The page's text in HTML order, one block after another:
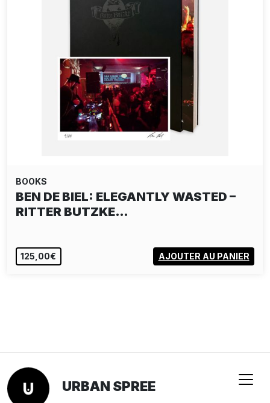
BOOKS
BEN DE BIEL: ELEGANTLY WASTED –
RITTER BUTZKE…
125,00€ AJOUTER AU PANIER
URBAN SPREE